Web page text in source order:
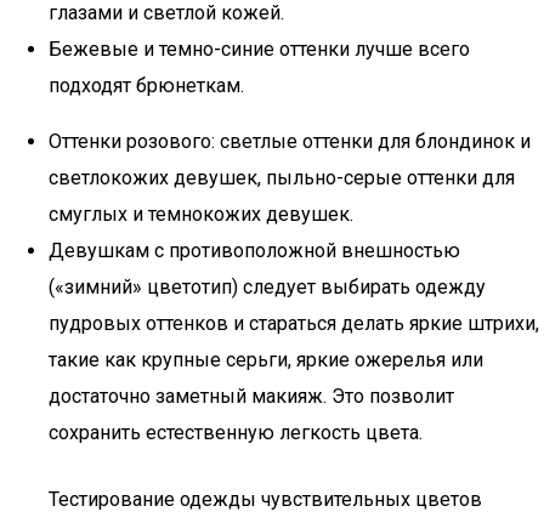
глазами и светлой кожей.
Бежевые и темно-синие оттенки лучше всего
подходят брюнеткам.
Оттенки розового: светлые оттенки для блондинок и
светлокожих девушек, пыльно-серые оттенки для
смуглых и темнокожих девушек.
Девушкам с противоположной внешностью
(«зимний» цветотип) следует выбирать одежду
пудровых оттенков и стараться делать яркие штрихи,
такие как крупные серьги, яркие ожерелья или
достаточно заметный макияж. Это позволит
сохранить естественную легкость цвета.
Тестирование одежды чувствительных цветов